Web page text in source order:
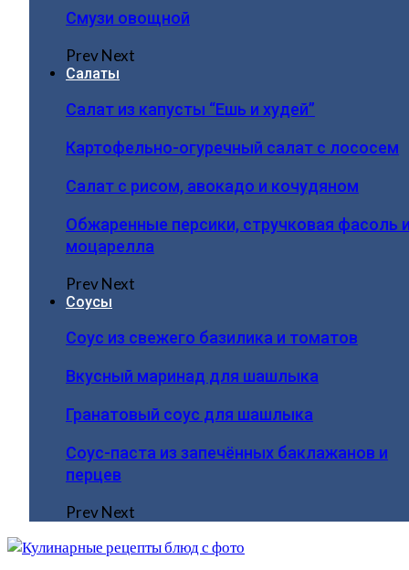
Смузи овощной
PrevNext
Салаты
Салат из капусты “Ешь и худей”
Картофельно-огуречный салат с лососем
Салат с рисом, авокадо и кочудяном
Обжаренные персики, стручковая фасоль
моцарелла
PrevNext
Соусы
Соус из свежего базилика и томатов
Вкусный маринад для шашлыка
Гранатовый соус для шашлыка
Соус-паста из запечённых баклажанов и
перцев
PrevNext